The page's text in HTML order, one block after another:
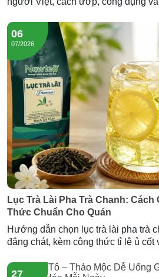
06
07/2026
Lục Trà Lài Pha Trà Chanh: Cách
Thức Chuẩn Cho Quán
Hướng dẫn chọn lục trà lài pha trà
đắng chát, kèm công thức tỉ lệ ủ cốt
27